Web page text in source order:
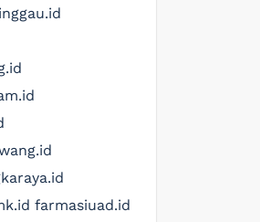
farmasiuad.id